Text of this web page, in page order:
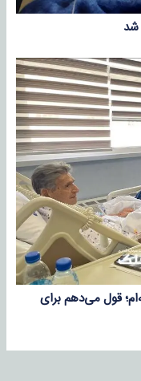
شد
قول می‌دهم برای